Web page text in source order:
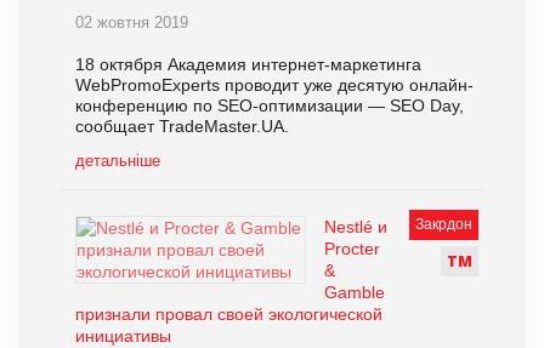
02 жовтня 2019
18 октября Академия интернет-маркетинга
WebPromoExperts проводит уже десятую онлайн-
конференцию по SEO-оптимизации — SEO Day,
сообщает TradeMaster.UA.
детальніше
Закрдон
ТМ
Nestlé и
Procter
&
Gamble
признали провал своей экологической
инициативы